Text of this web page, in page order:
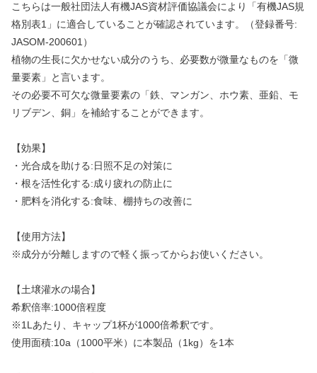
こちらは一般社団法人有機JAS資材評価協議会により「有機JAS規
格別表1」に適合していることが確認されています。（登録番号:
JASOM-200601）
植物の生長に欠かせない成分のうち、必要数が微量なものを「微
量要素」と言います。
その必要不可欠な微量要素の「鉄、マンガン、ホウ素、亜鉛、モ
リブデン、銅」を補給することができます。
【効果】
・光合成を助ける:日照不足の対策に
・根を活性化する:成り疲れの防止に
・肥料を消化する:食味、棚持ちの改善に
【使用方法】
※成分が分離しますので軽く振ってからお使いください。
【土壌灌水の場合】
希釈倍率:1000倍程度
※1Lあたり、キャップ1杯が1000倍希釈です。
使用面積:10a（1000平米）に本製品（1kg）を1本